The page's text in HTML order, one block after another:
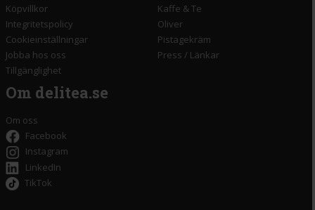
Köpvillkor
Integritetspolicy
Cookieinställningar
Jobba hos oss
Tillgänglighet
Kaffe & Te
Oliver
Pistagekräm
Press / Länkar
Om delitea.se
Om oss
Facebook
Instagram
LinkedIn
TikTok